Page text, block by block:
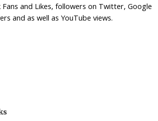
Fans and Likes, followers on Twitter, Google
and as well as YouTube views.